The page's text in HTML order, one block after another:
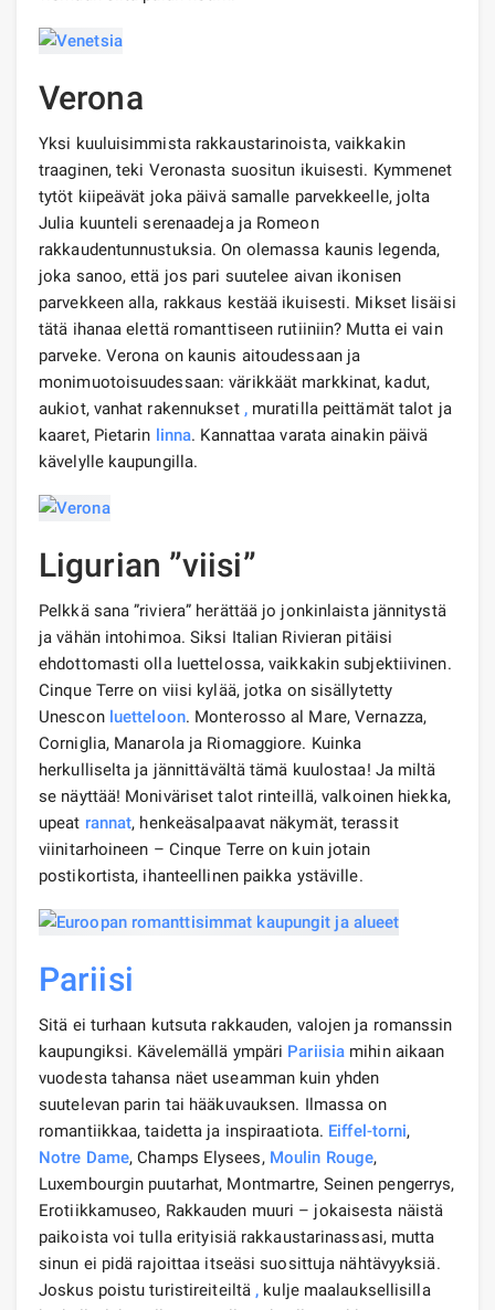
Verona
Yksi kuuluisimmista rakkaustarinoista, vaikkakin
traaginen, teki Veronasta suositun ikuisesti. Kymmenet
tytöt kiipeävät joka päivä samalle parvekkeelle, jolta
Julia kuunteli serenaadeja ja Romeon
rakkaudentunnustuksia. On olemassa kaunis legenda,
joka sanoo, että jos pari suutelee aivan ikonisen
parvekkeen alla, rakkaus kestää ikuisesti. Mikset lisäisi
tätä ihanaa elettä romanttiseen rutiiniin? Mutta ei vain
parveke. Verona on kaunis aitoudessaan ja
monimuotoisuudessaan: värikkäät markkinat, kadut,
aukiot, vanhat rakennukset ,muratilla peittämät talot ja
kaaret, Pietarin linna. Kannattaa varata ainakin päivä
kävelylle kaupungilla.
Ligurian ”viisi”
Pelkkä sana ”riviera” herättää jo jonkinlaista jännitystä
ja vähän intohimoa. Siksi Italian Rivieran pitäisi
ehdottomasti olla luettelossa, vaikkakin subjektiivinen.
Cinque Terre on viisi kylää, jotka on sisällytetty
Unescon luetteloon. Monterosso al Mare, Vernazza,
Corniglia, Manarola ja Riomaggiore. Kuinka
herkulliselta ja jännittävältä tämä kuulostaa! Ja miltä
se näyttää! Moniväriset talot rinteillä, valkoinen hiekka,
upeat rannat, henkeäsalpaavat näkymät, terassit
viinitarhoineen – Cinque Terre on kuin jotain
postikortista, ihanteellinen paikka ystäville.
Pariisi
Sitä ei turhaan kutsuta rakkauden, valojen ja romanssin
kaupungiksi. Kävelemällä ympäri Pariisia mihin aikaan
vuodesta tahansa näet useamman kuin yhden
suutelevan parin tai hääkuvauksen. Ilmassa on
romantiikkaa, taidetta ja inspiraatiota. Eiffel-torni,
Notre Dame, Champs Elysees, Moulin Rouge,
Luxembourgin puutarhat, Montmartre, Seinen pengerrys,
Erotiikkamuseo, Rakkauden muuri – jokaisesta näistä
paikoista voi tulla erityisiä rakkaustarinassasi, mutta
sinun ei pidä rajoittaa itseäsi suosittuja nähtävyyksiä.
Joskus poistu turistireiteiltä , ​​kulje maalauksellisilla